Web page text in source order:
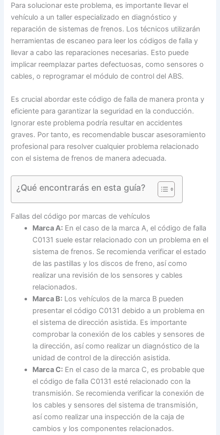
Para solucionar este problema, es importante llevar el
vehículo a un taller especializado en diagnóstico y
reparación de sistemas de frenos. Los técnicos utilizarán
herramientas de escaneo para leer los códigos de falla y
llevar a cabo las reparaciones necesarias. Esto puede
implicar reemplazar partes defectuosas, como sensores o
cables, o reprogramar el módulo de control del ABS.
Es crucial abordar este código de falla de manera pronta y
eficiente para garantizar la seguridad en la conducción.
Ignorar este problema podría resultar en accidentes
graves. Por tanto, es recomendable buscar asesoramiento
profesional para resolver cualquier problema relacionado
con el sistema de frenos de manera adecuada.
¿Qué encontrarás en esta guía?
Fallas del código por marcas de vehículos
Marca A: En el caso de la marca A, el código de falla
C0131 suele estar relacionado con un problema en el
sistema de frenos. Se recomienda verificar el estado
de las pastillas y los discos de freno, así como
realizar una revisión de los sensores y cables
relacionados.
Marca B: Los vehículos de la marca B pueden
presentar el código C0131 debido a un problema en
el sistema de dirección asistida. Es importante
comprobar la conexión de los cables y sensores de
la dirección, así como realizar un diagnóstico de la
unidad de control de la dirección asistida.
Marca C: En el caso de la marca C, es probable que
el código de falla C0131 esté relacionado con la
transmisión. Se recomienda verificar la conexión de
los cables y sensores del sistema de transmisión,
así como realizar una inspección de la caja de
cambios y los componentes relacionados.